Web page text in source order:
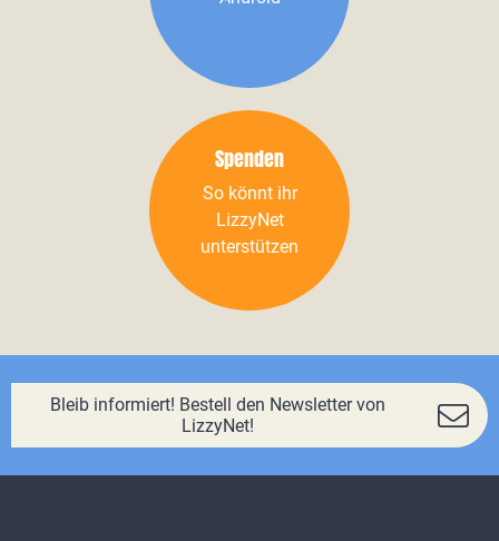
Spenden
So könnt ihr
LizzyNet
unterstützen
Bleib informiert! Bestell den Newsletter von
LizzyNet!